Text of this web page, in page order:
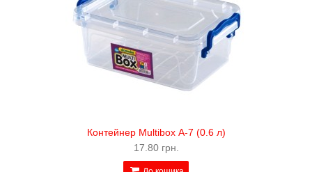
Контейнер Multibox А-7 (0.6 л)
17.80 грн.